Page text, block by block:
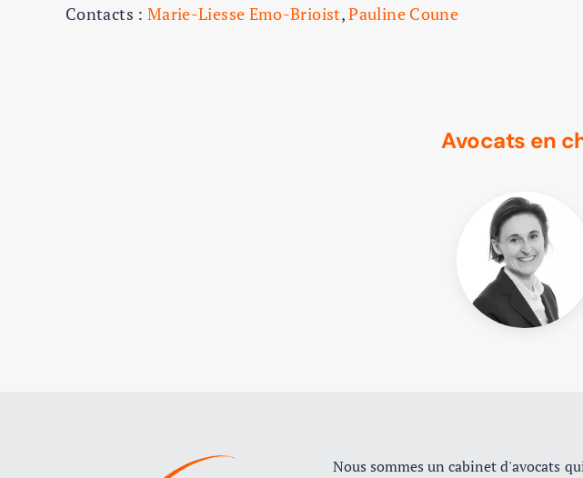
Contacts : Marie-Liesse Emo-Brioist,Pauline Coune
Avocats en
Nous sommes un cabinet d'avocats